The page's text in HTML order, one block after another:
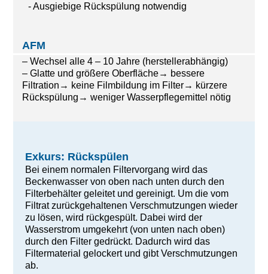
- Ausgiebige Rückspülung notwendig
AFM
– Wechsel alle 4 – 10 Jahre (herstellerabhängig)
– Glatte und größere Oberfläche→ bessere
Filtration→ keine Filmbildung im Filter→ kürzere
Rückspülung→ weniger Wasserpflegemittel nötig
Exkurs: Rückspülen
Bei einem normalen Filtervorgang wird das
Beckenwasser von oben nach unten durch den
Filterbehälter geleitet und gereinigt. Um die vom
Filtrat zurückgehaltenen Verschmutzungen wieder
zu lösen, wird rückgespült. Dabei wird der
Wasserstrom umgekehrt (von unten nach oben)
durch den Filter gedrückt. Dadurch wird das
Filtermaterial gelockert und gibt Verschmutzungen
ab.